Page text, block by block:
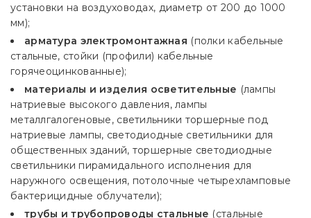
установки на воздуховодах, диаметр от 200 до 1000
мм);
арматура электромонтажная (полки кабельные
стальные, стойки (профили) кабельные
горячеоцинкованные);
материалы и изделия осветительные (лампы
натриевые высокого давления, лампы
металлгалогеновые, светильники торшерные под
натриевые лампы, светодиодные светильники для
общественных зданий, торшерные светодиодные
светильники пирамидального исполнения для
наружного освещения, потолочные четырехламповые
бактерицидные облучатели);
трубы и трубопроводы стальные (стальные